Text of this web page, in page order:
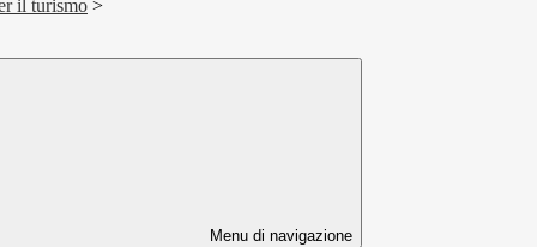
il turismo >
Menu di navigazione